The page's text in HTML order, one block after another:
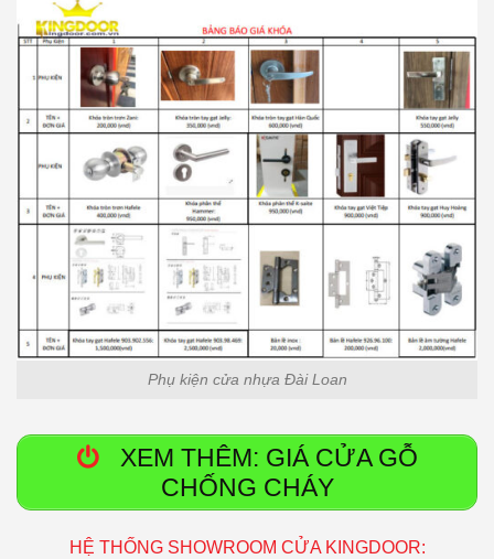
Phụ kiện cửa nhựa Đài Loan
XEM THÊM: GIÁ CỬA GỖ
CHỐNG CHÁY
HỆ THỐNG SHOWROOM CỬA KINGDOOR: